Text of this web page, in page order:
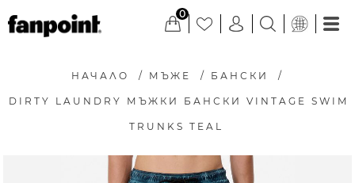
0
НАЧАЛО / МЪЖЕ / БАНСКИ /
DIRTY LAUNDRY МЪЖКИ БАНСКИ VINTAGE SWIM
TRUNKS TEAL